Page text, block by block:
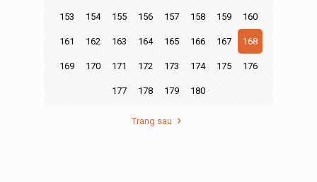
153 154 155 156 157 158 159 160
161 162 163 164 165 166 167 168
169 170 171 172 173 174 175 176
177 178 179 180
Trang sau